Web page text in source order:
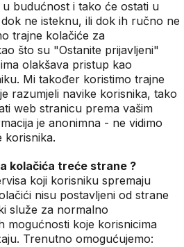
budućnost i tako će ostati u
ne isteknu, ili dok ih ručno ne
trajne kolačiće za
što su "Ostanite prijavljeni"
olakšava pristup kao
Mi također koristimo trajne
razumjeli navike korisnika, tako
web stranicu prema vašim
je anonimna - ne vidimo
korisnika.
kolačića treće strane ?
koji korisniku spremaju
nisu postavljeni od strane
služe za normalno
mogućnosti koje korisnicima
Trenutno omogućujemo: